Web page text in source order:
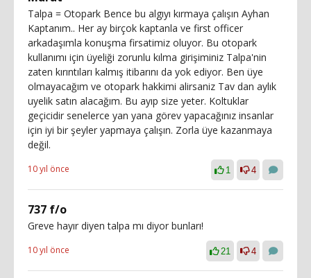
Talpa = Otopark Bence bu algıyı kırmaya çalışın Ayhan
Kaptanım.. Her ay birçok kaptanla ve first officer
arkadaşımla konuşma firsatimiz oluyor. Bu otopark
kullanımı için üyeliği zorunlu kılma girişiminiz Talpa'nin
zaten kırıntıları kalmış itibarını da yok ediyor. Ben üye
olmayacağım ve otopark hakkimi alirsaniz Tav dan aylık
uyelik satın alacağım. Bu ayıp size yeter. Koltuklar
geçicidir senelerce yan yana görev yapacağınız insanlar
için iyi bir şeyler yapmaya çalışın. Zorla üye kazanmaya
değil.
10 yıl önce 1 4
737 f/o
Greve hayır diyen talpa mı diyor bunları!
10 yıl önce 21 4